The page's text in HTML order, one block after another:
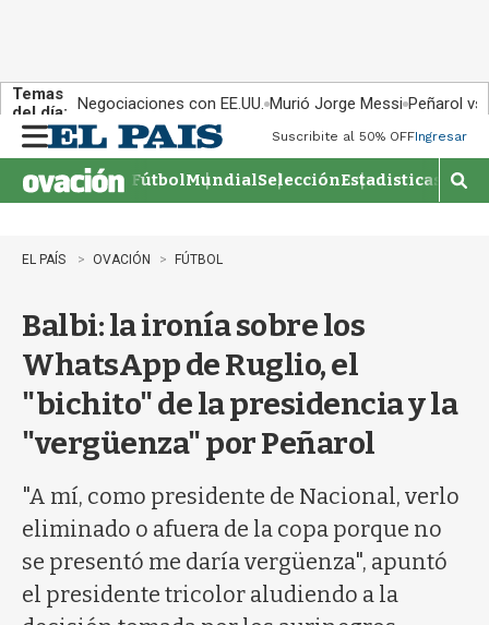
Temas
del día: Negociaciones con EE.UU. Murió Jorge Messi Peñarol
n
u
Suscribite al 50% OFFIngresar
FútbolMundialSelecciónEstadisticas
M
o
q
a
EL PAÍS OVACIÓN FÚTBOL
Balbi: la ironía sobre los
WhatsApp de Ruglio, el
"bichito" de la presidencia y la
"vergüenza" por Peñarol
"A mí, como presidente de Nacional, verlo
eliminado o afuera de la copa porque no
se presentó me daría vergüenza", apuntó
el presidente tricolor aludiendo a la